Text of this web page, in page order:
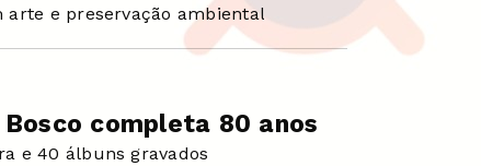
e preservação ambiental
completa 80 anos
e 40 álbuns gravados